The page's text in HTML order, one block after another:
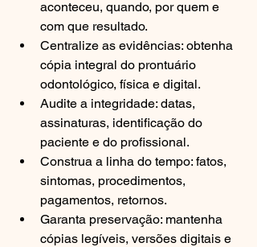
aconteceu, quando, por quem e
com que resultado.
Centralize as evidências: obtenha
cópia integral do prontuário
odontológico, física e digital.
Audite a integridade: datas,
assinaturas, identificação do
paciente e do profissional.
Construa a linha do tempo: fatos,
sintomas, procedimentos,
pagamentos, retornos.
Garanta preservação: mantenha
cópias legíveis, versões digitais e